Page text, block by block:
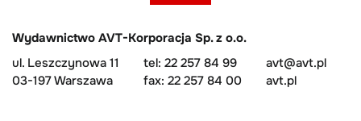
Wydawnictwo AVT-Korporacja Sp. z o.o.
ul. Leszczynowa 11
03-197 Warszawa
tel: 22 257 84 99
fax: 22 257 84 00
avt@avt.pl
avt.pl